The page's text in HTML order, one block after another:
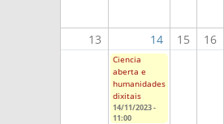
13 14 15 16
Ciencia
aberta e
humanidades
dixitais
14/11/2023 -
11:00